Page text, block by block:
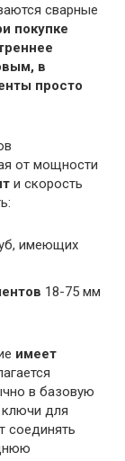
сварные
покупке
в
просто
от мощности
и скорость
имеющих
18-75 мм
имеет
в базовую
для
соединять